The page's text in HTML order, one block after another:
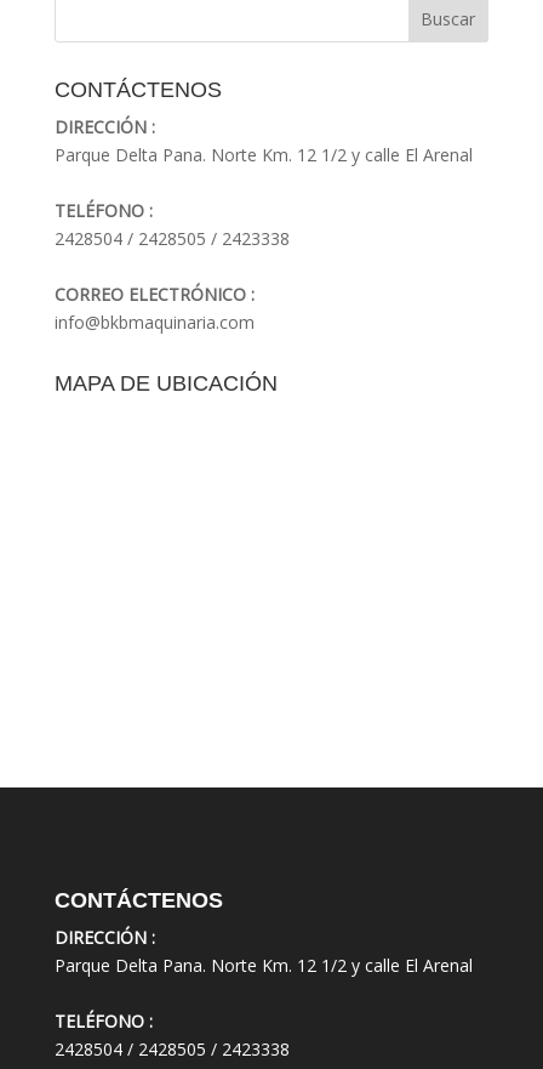
CONTÁCTENOS
DIRECCIÓN :
Parque Delta Pana. Norte Km. 12 1/2 y calle El Arenal
TELÉFONO :
2428504 / 2428505 / 2423338
CORREO ELECTRÓNICO :
info@bkbmaquinaria.com
MAPA DE UBICACIÓN
CONTÁCTENOS
DIRECCIÓN :
Parque Delta Pana. Norte Km. 12 1/2 y calle El Arenal
TELÉFONO :
2428504 / 2428505 / 2423338